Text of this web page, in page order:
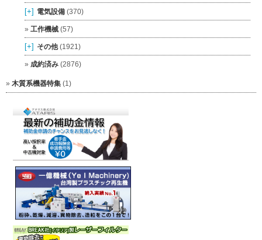
[+] 電気設備 (370)
工作機械 (57)
[+] その他(1921)
成約済み (2876)
木質系機器特集 (1)